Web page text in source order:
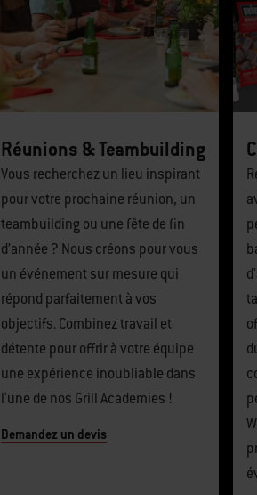
Réunions & Teambuilding
Vous recherchez un lieu inspirant
pour votre prochaine réunion, un
teambuilding ou une fête de fin
d’année ? Nous créons pour vous
un événement sur mesure qui
répond parfaitement à vos
objectifs. Combinez travail et
détente pour offrir à votre équipe
une expérience inoubliable dans
l'une de nos Grill Academies !
Demandez un devis